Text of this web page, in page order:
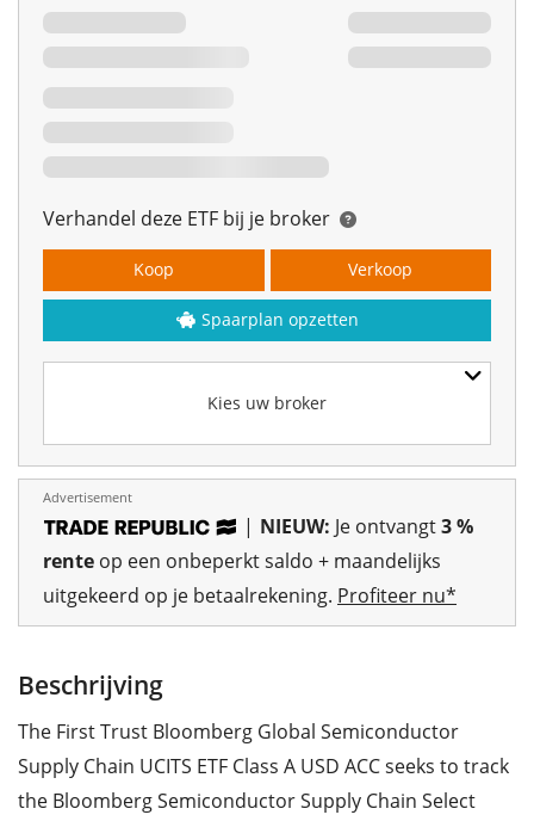
Verhandel deze ETF bij je broker
Kies uw broker
Koop Verkoop
Spaarplan opzetten
Advertisement
| NIEUW: Je ontvangt3 %
rente op een onbeperkt saldo + maandelijks
uitgekeerd op je betaalrekening. Profiteer nu*
Beschrijving
The First Trust Bloomberg Global Semiconductor
Supply Chain UCITS ETF Class A USD ACC seeks to track
the Bloomberg Semiconductor Supply Chain Select